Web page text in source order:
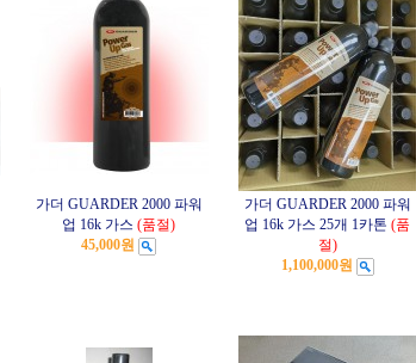
가더 GUARDER 2000 파워
업 16k 가스 (품절)
45,000원
가더 GUARDER 2000 파워
업 16k 가스 25개 1카톤 (품
절)
1,100,000원